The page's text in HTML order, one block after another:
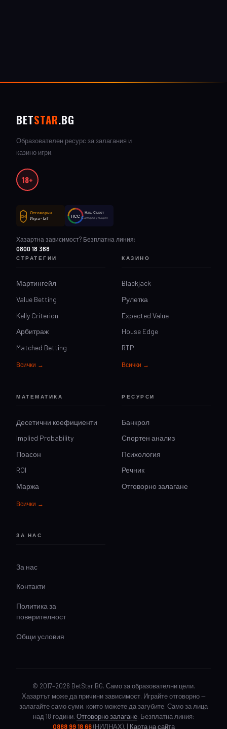
BETSTAR.BG
Образователен ресурс за залагания и
казино игри.
18+
ОИ
Отговорна
Игра · БГ
НСС
Нац. Съвет
Саморегулация
Хазартна зависимост? Безплатна линия:
0800 18 368
СТРАТЕГИИ
Мартингейл
Value Betting
Kelly Criterion
Арбитраж
Matched Betting
Всички →
КАЗИНО
Blackjack
Рулетка
Expected Value
House Edge
RTP
Всички →
МАТЕМАТИКА
Десетични коефициенти
Implied Probability
Поасон
ROI
Маржа
Всички →
РЕСУРСИ
Банкрол
Спортен анализ
Психология
Речник
Отговорно залагане
ЗА НАС
За нас
Контакти
Политика за
поверителност
Общи условия
© 2017–2026 BetStar.BG. Само за образователни цели.
Хазартът може да причини зависимост. Играйте отговорно —
залагайте само суми, които можете да загубите. Само за лица
над 18 години. Отговорно залагане. Безплатна линия:
0888 99 18 66(НИЛНАХ). | Карта на сайта